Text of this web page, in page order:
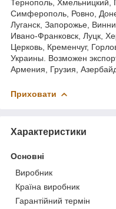
Тернополь, Хмельницкий,
Симферополь, Ровно,
Луганск, Запорожье,
Ивано-Франковск, Луцк,
Церковь, Кременчуг,
Украины. Возможен
Армения, Грузия,
Приховати
Характеристики
Основні
Виробник
Країна виробник
Гарантійний термін